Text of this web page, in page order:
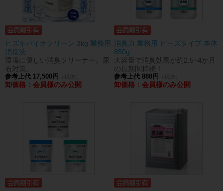
ヒズキバイオクリーン 3kg 業務用
消臭洗...
環境に優しい消臭クリーナー。尿
石対策。
参考上代 17,500円
卸価格：会員様のみ公開
消臭力 業務用 ビーズタイプ 本体
850g
大容量で消臭効果が約2.5~4か月
の長期間持続！
参考上代 880円
卸価格：会員様のみ公開